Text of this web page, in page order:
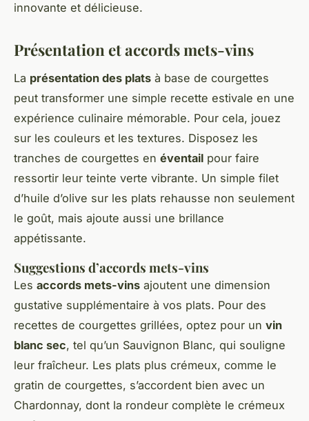
innovante et délicieuse.
Présentation et accords mets-vins
La présentation des plats à base de courgettes
peut transformer une simple recette estivale en une
expérience culinaire mémorable. Pour cela, jouez
sur les couleurs et les textures. Disposez les
tranches de courgettes en éventail pour faire
ressortir leur teinte verte vibrante. Un simple filet
d’huile d’olive sur les plats rehausse non seulement
le goût, mais ajoute aussi une brillance
appétissante.
Suggestions d’accords mets-vins
Les accords mets-vins ajoutent une dimension
gustative supplémentaire à vos plats. Pour des
recettes de courgettes grillées, optez pour un vin
blanc sec, tel qu’un Sauvignon Blanc, qui souligne
leur fraîcheur. Les plats plus crémeux, comme le
gratin de courgettes, s’accordent bien avec un
Chardonnay, dont la rondeur complète le crémeux